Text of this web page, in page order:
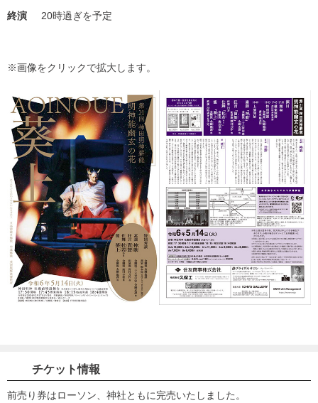
終演
20時過ぎを予定
※画像をクリックで拡大します。
チケット情報
前売り券はローソン、神社ともに完売いたしました。